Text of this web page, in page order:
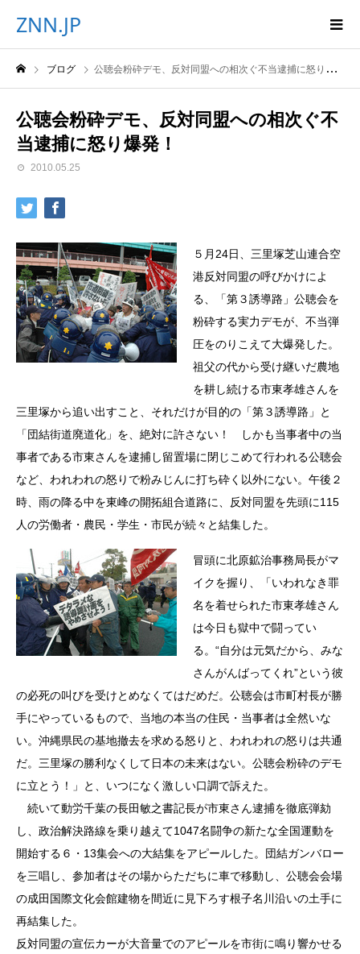
ZNN.JP
ブログ 公聴会粉砕デモ、反対同盟への相次ぐ不当逮捕に怒り爆発！
公聴会粉砕デモ、反対同盟への相次ぐ不
当逮捕に怒り爆発！
2010.05.25
５月24日、三里塚芝山連合空
港反対同盟の呼びかけによ
る、「第３誘導路」公聴会を
粉砕する実力デモが、不当弾
圧をのりこえて大爆発した。
祖父の代から受け継いだ農地
を耕し続ける市東孝雄さんを
三里塚から追い出すこと、それだけが目的の「第３誘導路」と
「団結街道廃道化」を、絶対に許さない！ しかも当事者中の当
事者である市東さんを逮捕し留置場に閉じこめて行われる公聴会
など、われわれの怒りで粉みじんに打ち砕く以外にない。午後２
時、雨の降る中を東峰の開拓組合道路に、反対同盟を先頭に115
人の労働者・農民・学生・市民が続々と結集した。
冒頭に北原鉱治事務局長がマ
イクを握り、「いわれなき罪
名を着せられた市東孝雄さん
は今日も獄中で闘ってい
る。“自分は元気だから、みな
さんがんばってくれ”という彼
の必死の叫びを受けとめなくてはだめだ。公聴会は市町村長が勝
手にやっているもので、当地の本当の住民・当事者は全然いな
い。沖縄県民の基地撤去を求める怒りと、われわれの怒りは共通
だ。三里塚の勝利なくして日本の未来はない。公聴会粉砕のデモ
に立とう！」と、いつになく激しい口調で訴えた。
続いて動労千葉の長田敏之書記長が市東さん逮捕を徹底弾劾
し、政治解決路線を乗り越えて1047名闘争の新たな全国運動を
開始する６・13集会への大結集をアピールした。団結ガンバロー
を三唱し、参加者はその場からただちに車で移動し、公聴会会場
の成田国際文化会館建物を間近に見下ろす根子名川沿いの土手に
再結集した。
反対同盟の宣伝カーが大音量でのアピールを市街に鳴り響かせる